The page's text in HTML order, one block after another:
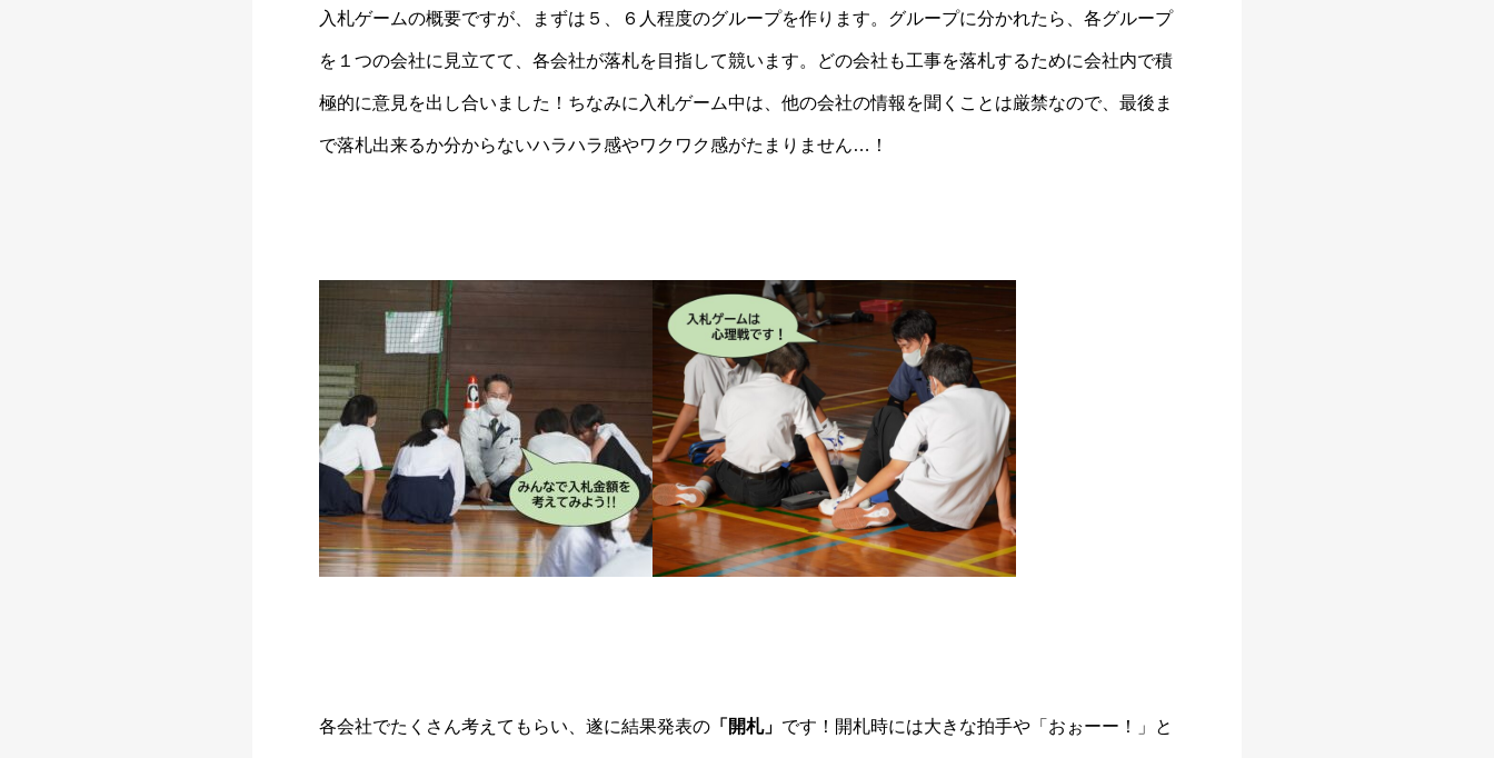
入札ゲームの概要ですが、まずは５、６人程度のグループを作ります。グループに分かれたら、各グループ
を１つの会社に見立てて、各会社が落札を目指して競います。どの会社も工事を落札するために会社内で積
極的に意見を出し合いました！ちなみに入札ゲーム中は、他の会社の情報を聞くことは厳禁なので、最後ま
で落札出来るか分からないハラハラ感やワクワク感がたまりません…！
各会社でたくさん考えてもらい、遂に結果発表の 「開札」 です！開札時には大きな拍手や「おぉーー！」と